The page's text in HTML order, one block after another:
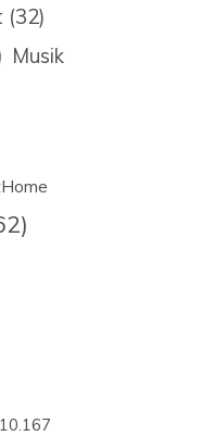
(32)
Musik